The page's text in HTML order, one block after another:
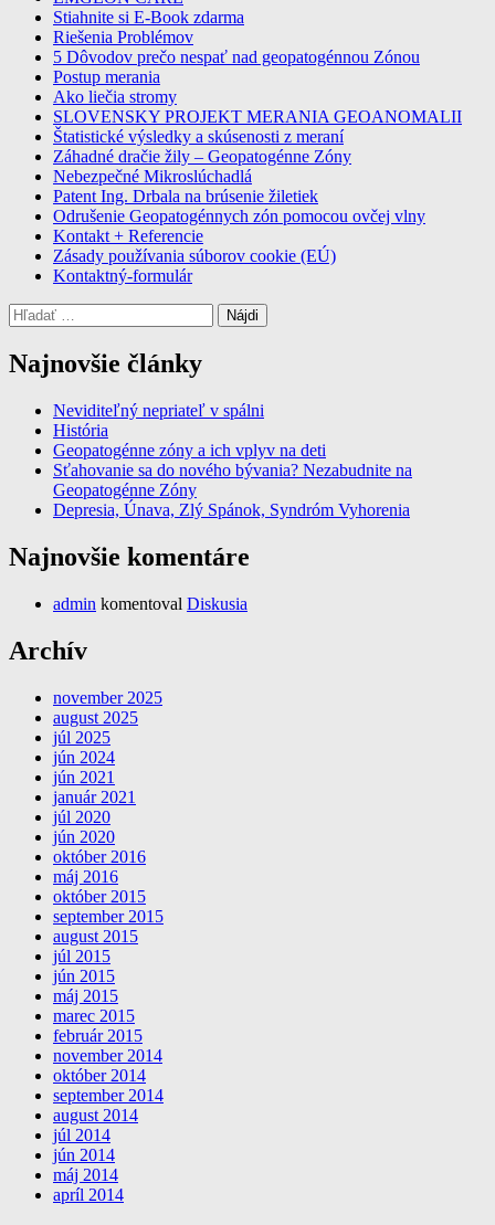
Stiahnite si E-Book zdarma
Riešenia Problémov
5 Dôvodov prečo nespať nad geopatogénnou Zónou
Postup merania
Ako liečia stromy
SLOVENSKY PROJEKT MERANIA GEOANOMALII
Štatistické výsledky a skúsenosti z meraní
Záhadné dračie žily – Geopatogénne Zóny
Nebezpečné Mikroslúchadlá
Patent Ing. Drbala na brúsenie žiletiek
Odrušenie Geopatogénnych zón pomocou ovčej vlny
Kontakt + Referencie
Zásady používania súborov cookie (EÚ)
Kontaktný-formulár
Hľadať:
Najnovšie články
Neviditeľný nepriateľ v spálni
História
Geopatogénne zóny a ich vplyv na deti
Sťahovanie sa do nového bývania? Nezabudnite na
Geopatogénne Zóny
Depresia, Únava, Zlý Spánok, Syndróm Vyhorenia
Najnovšie komentáre
admin komentoval Diskusia
Archív
november 2025
august 2025
júl 2025
jún 2024
jún 2021
január 2021
júl 2020
jún 2020
október 2016
máj 2016
október 2015
september 2015
august 2015
júl 2015
jún 2015
máj 2015
marec 2015
február 2015
november 2014
október 2014
september 2014
august 2014
júl 2014
jún 2014
máj 2014
apríl 2014